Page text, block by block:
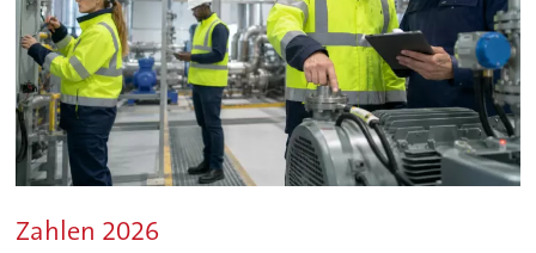
Zahlen 2026